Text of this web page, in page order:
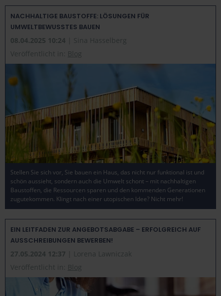
NACHHALTIGE BAUSTOFFE: LÖSUNGEN FÜR
UMWELTBEWUSSTES BAUEN
08.04.2025 10:24
| Sina Hasselberg
Veröffentlicht in:
Blog
Stellen Sie sich vor, Sie bauen ein Haus, das nicht nur funktional ist und
schön aussieht, sondern auch die Umwelt schont – mit nachhaltigen
Baustoffen, die Ressourcen sparen und den kommenden Generationen
zugutekommen. Klingt nach einer utopischen Idee? Nicht mehr!
EIN LEITFADEN ZUR ANGEBOTSABGABE – ERFOLGREICH AUF
AUSSCHREIBUNGEN BEWERBEN!
27.05.2024 12:37
| Lorena Lawniczak
Veröffentlicht in:
Blog